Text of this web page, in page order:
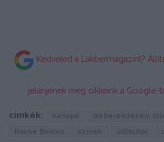
Kedveled a Lakbermagazint?
jelenjenek meg cikkeink a Google-
címkék: kanapé lakberendezési
Roche Bobois
színek ülőbútor